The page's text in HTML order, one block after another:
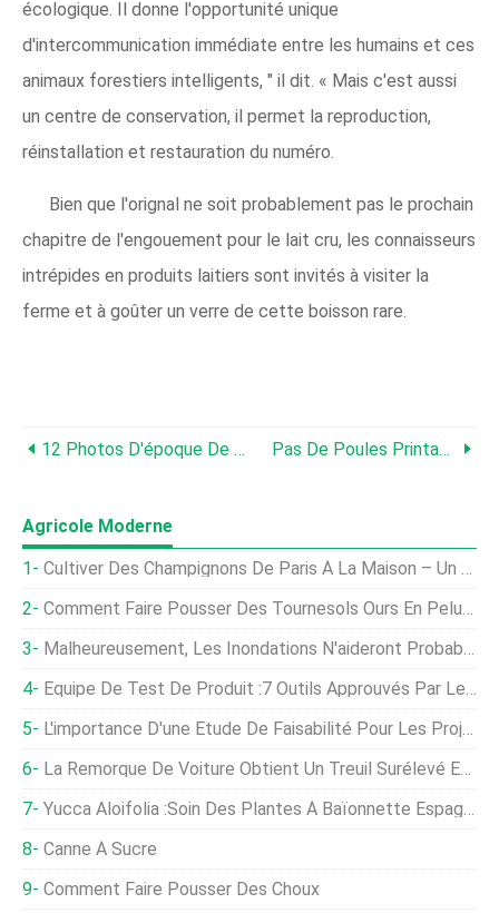
écologique. Il donne l'opportunité unique
d'intercommunication immédiate entre les humains et ces
animaux forestiers intelligents, " il dit. « Mais c'est aussi
un centre de conservation, il permet la reproduction,
réinstallation et restauration du numéro.
Bien que l'orignal ne soit probablement pas le prochain
chapitre de l'engouement pour le lait cru, les connaisseurs
intrépides en produits laitiers sont invités à visiter la
ferme et à goûter un verre de cette boisson rare.
12 Photos D'époque De L'image De Marque Du Bétail Pas De Poules Printanières, Les Poules Aident À Guérir Les Personnes Âgées
Agricole Moderne
Cultiver Des Champignons De Paris À La Maison – Un Guide Complet
Comment Faire Pousser Des Tournesols Ours En Peluche
Malheureusement, Les Inondations N'aideront Probablement Pas L'agriculture À Lutter Contre Les Sécheresses
Équipe De Test De Produit :7 Outils Approuvés Par Les Agriculteurs
L'importance D'une Étude De Faisabilité Pour Les Projets Avicoles
La Remorque De Voiture Obtient Un Treuil Surélevé Et D'autres Améliorations
Yucca Aloifolia :Soin Des Plantes À Baïonnette Espagnole
Canne À Sucre
Comment Faire Pousser Des Choux